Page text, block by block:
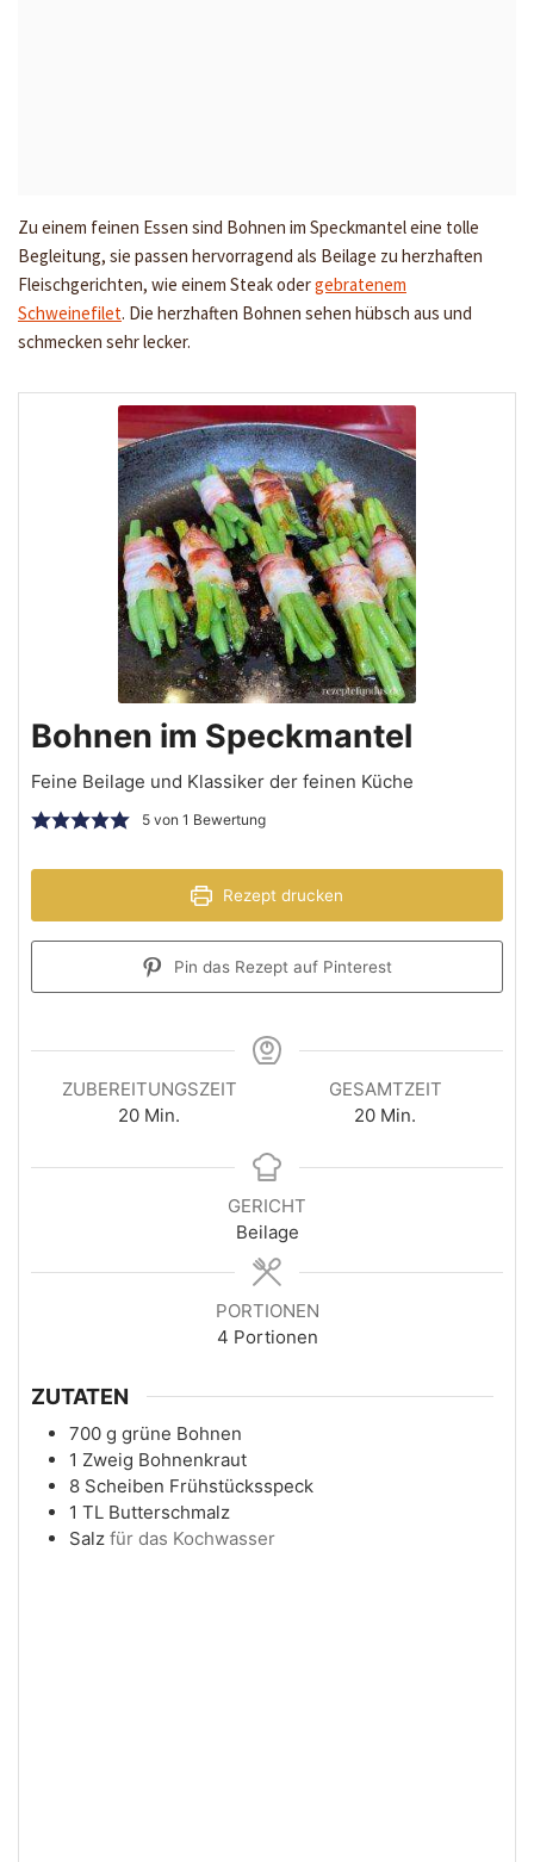
Zu einem feinen Essen sind Bohnen im Speckmantel eine tolle
Begleitung, sie passen hervorragend als Beilage zu herzhaften
Fleischgerichten, wie einem Steak odergebratenem
Schweinefilet. Die herzhaften Bohnen sehen hübsch aus und
schmecken sehr lecker.
Bohnen im Speckmantel
Feine Beilage und Klassiker der feinen Küche
5von 1 Bewertung
Rezept drucken
Pin das Rezept auf Pinterest
ZUBEREITUNGSZEIT
20 Min.
GESAMTZEIT
20 Min.
GERICHT
Beilage
PORTIONEN
4 Portionen
ZUTATEN
700 g grüne Bohnen
1 Zweig Bohnenkraut
8 Scheiben Frühstücksspeck
1 TL Butterschmalz
Salz für das Kochwasser